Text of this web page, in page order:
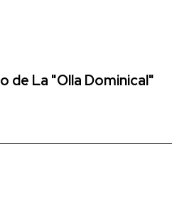
de La "Olla Dominical"